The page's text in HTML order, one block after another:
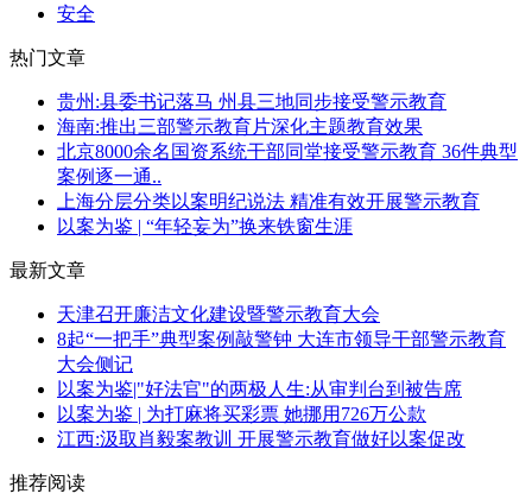
安全
热门文章
贵州:县委书记落马 州县三地同步接受警示教育
海南:推出三部警示教育片深化主题教育效果
北京8000余名国资系统干部同堂接受警示教育 36件典型
案例逐一通..
上海分层分类以案明纪说法 精准有效开展警示教育
以案为鉴 | “年轻妄为”换来铁窗生涯
最新文章
天津召开廉洁文化建设暨警示教育大会
8起“一把手”典型案例敲警钟 大连市领导干部警示教育
大会侧记
以案为鉴|"好法官"的两极人生:从审判台到被告席
以案为鉴 | 为打麻将买彩票 她挪用726万公款
江西:汲取肖毅案教训 开展警示教育做好以案促改
推荐阅读